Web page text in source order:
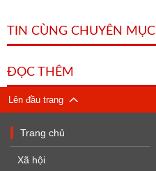
TIN CÙNG CHUYÊN MỤC
ĐỌC THÊM
Lên đầu trang
Trang chủ
Xã hội